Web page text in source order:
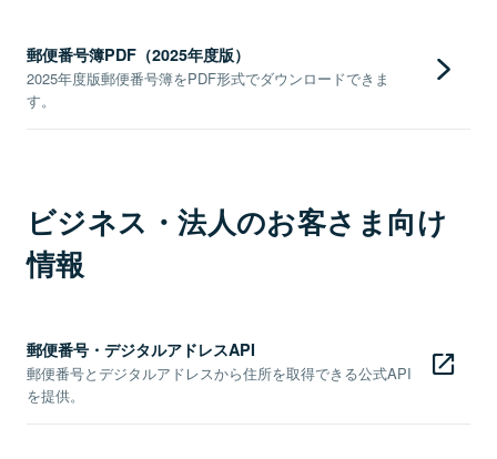
郵便番号簿PDF（2025年度版）
2025年度版郵便番号簿をPDF形式でダウンロードできま
す。
ビジネス・法人のお客さま向け
情報
郵便番号・デジタルアドレスAPI
郵便番号とデジタルアドレスから住所を取得できる公式API
を提供。